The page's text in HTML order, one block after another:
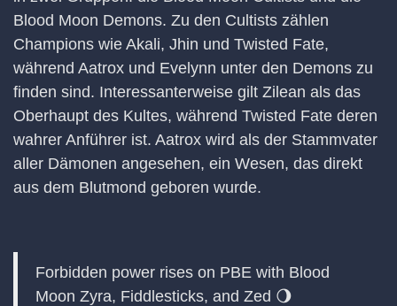
Blood Moon Demons. Zu den Cultists zählen
Champions wie Akali, Jhin und Twisted Fate,
während Aatrox und Evelynn unter den Demons zu
finden sind. Interessanterweise gilt Zilean als das
Oberhaupt des Kultes, während Twisted Fate deren
wahrer Anführer ist. Aatrox wird als der Stammvater
aller Dämonen angesehen, ein Wesen, das direkt
aus dem Blutmond geboren wurde.
Forbidden power rises on PBE with Blood
Moon Zyra, Fiddlesticks, and Zed 🌖